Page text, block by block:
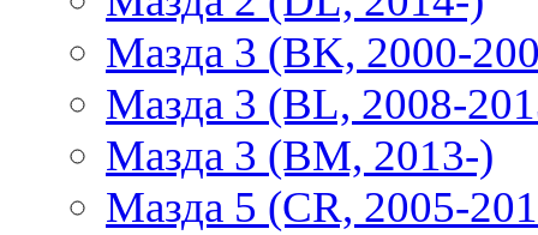
Мазда 3 (BK, 2000-
Мазда 3 (BL, 2008-
Мазда 3 (BM, 2013-)
Мазда 5 (CR, 2005-